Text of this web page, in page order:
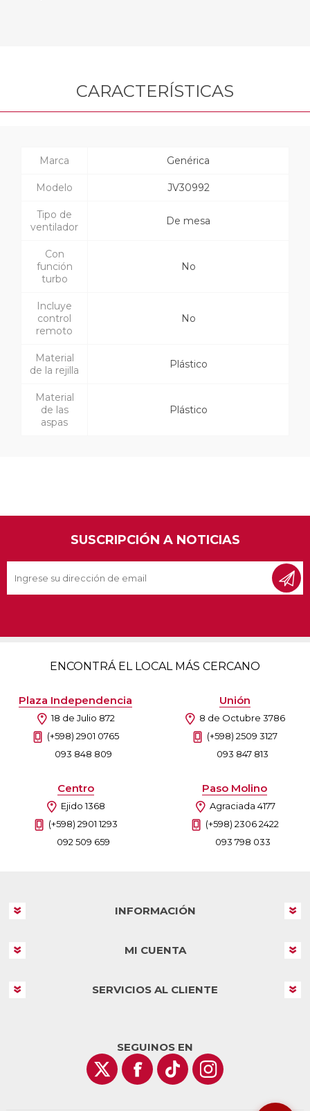
CARACTERÍSTICAS
Marca Genérica
Modelo JV30992
Tipo de
ventilador
De mesa
Con
función
turbo
No
Incluye
control
remoto
No
Material
de la rejilla
Plástico
Material
de las
aspas
Plástico
SUSCRIPCIÓN A NOTICIAS
ENCONTRÁ EL LOCAL MÁS CERCANO
Plaza Independencia
18 de Julio 872
(+598) 2901 0765
093 848 809
Unión
8 de Octubre 3786
(+598) 2509 3127
093 847 813
Centro
Ejido 1368
(+598) 2901 1293
092 509 659
Paso Molino
Agraciada 4177
(+598) 2306 2422
093 798 033
INFORMACIÓN
MI CUENTA
SERVICIOS AL CLIENTE
SEGUINOS EN